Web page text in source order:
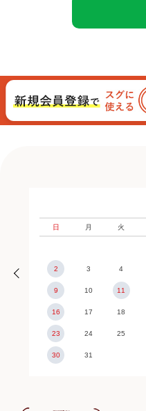
日 月 火
2 3 4
9 10 11
16 17 18
23 24 25
30 31